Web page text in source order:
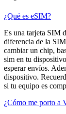
¿Qué es eSIM?
Es una tarjeta SIM
diferencia de la
cambiar un chip,
sim en tu
esperar envíos.
dispositivo.
si tu equipo es
¿Cómo me porto a